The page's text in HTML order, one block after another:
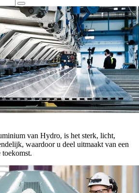
van Hydro, is het sterk, licht,
waardoor u deel uitmaakt van een
toekomst.